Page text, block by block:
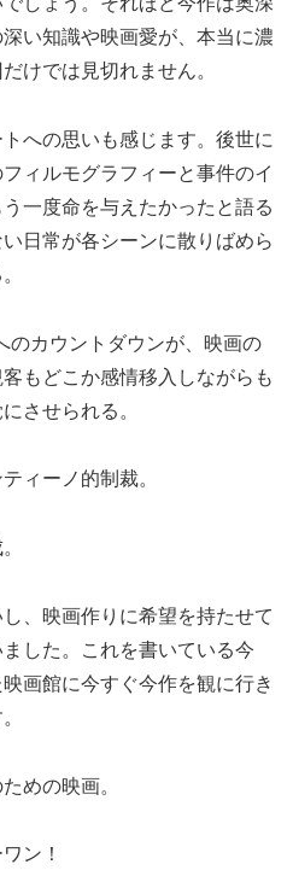
い知識や映画愛が、本当に濃
けでは見切れません。
への思いも感じます。後世に
ィルモグラフィーと事件のイ
一度命を与えたかったと語る
日常が各シーンに散りばめら
のカウントダウンが、映画の
もどこか感情移入しながらも
させられる。
ィーノ的制裁。
、映画作りに希望を持たせて
した。これを書いている今
画館に今すぐ今作を観に行き
めの映画。
ン！